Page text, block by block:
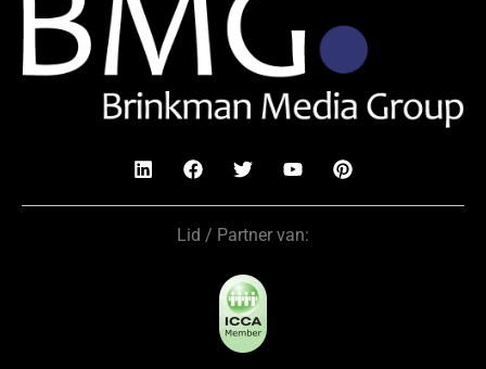
Lid / Partner van: